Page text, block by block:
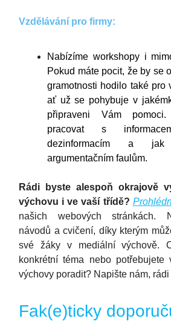
Vzdělávání pro firmy:
Nabízíme workshopy i
Pokud máte pocit, že by se
gramotnosti hodilo také pro
ať už se pohybuje v
připraveni Vám
pracovat s
dezinformacím a
argumentačním faulům.
Rádi byste alespoň okrajově
výchovu i ve vaší třídě?
našich webových stránkách.
návodů a cvičení, díky kterým
své žáky v mediální výchově.
konkrétní téma nebo potřebujete
výchovy poradit? Napište nám,
Fak(e)ticky